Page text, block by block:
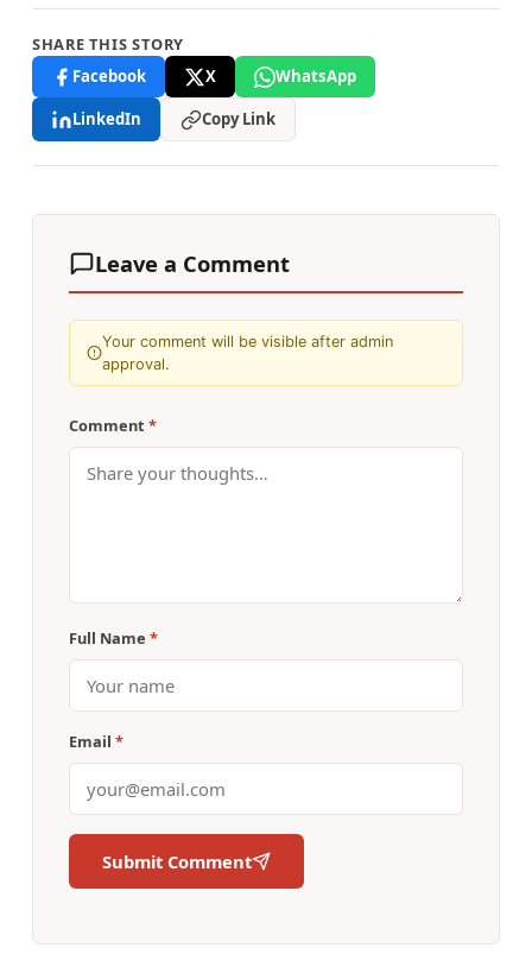
SHARE THIS STORY
Facebook
X
WhatsApp
LinkedIn
Copy Link
Leave a Comment
Your comment will be visible after admin
approval.
Comment *
Full Name *
Email *
Submit Comment